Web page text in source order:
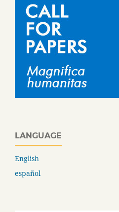
LANGUAGE
English
español